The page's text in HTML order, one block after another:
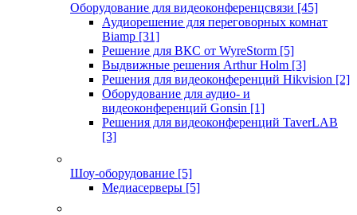
Оборудование для видеоконференцсвязи [45]
Аудиорешение для переговорных комнат
Biamp [31]
Решение для ВКС от WyreStorm [5]
Выдвижные решения Arthur Holm [3]
Решения для видеоконференций Hikvision [2]
Оборудование для аудио- и
видеоконференций Gonsin [1]
Решения для видеоконференций TaverLAB
[3]
Шоу-оборудование [5]
Медиасерверы [5]